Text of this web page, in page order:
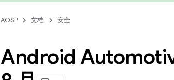
AOSP 文档 安全
Android